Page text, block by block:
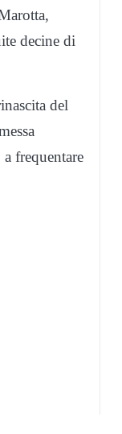
decine di
del
frequentare